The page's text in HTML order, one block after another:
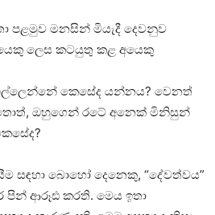
පළමුව මනසින් මියැදී දෙවනුව
ලෙස කටයුතු කළ අයෙකු
කෙසේද යන්නය? වෙනත්
ඔහුගෙන් රටේ අනෙක් මිනිසුන්
සඳහා බොහෝ දෙනෙකු, “දේවත්වය”
පින් ආරූඪ කරති. මෙය ඉතා